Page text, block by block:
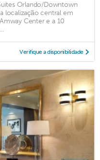
Orlando/Downtown
localização central em
Center e a 10
Verifique a disponibilidade